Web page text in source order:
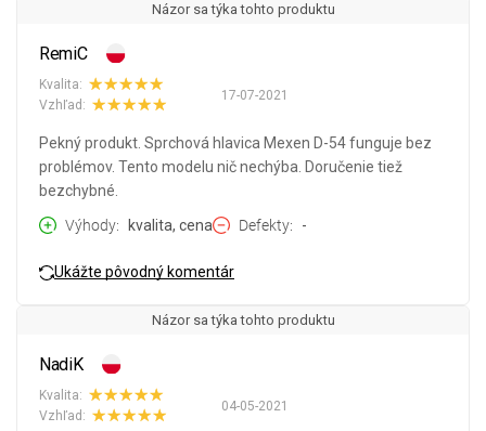
Názor sa týka tohto produktu
RemiC
17-07-2021
Kvalita:
Vzhľad:
Pekný produkt. Sprchová hlavica Mexen D-54 funguje bez
problémov. Tento modelu nič nechýba. Doručenie tiež
bezchybné.
Výhody
kvalita, cena Defekty -
Ukážte pôvodný komentár
Názor sa týka tohto produktu
NadiK
04-05-2021
Kvalita:
Vzhľad: